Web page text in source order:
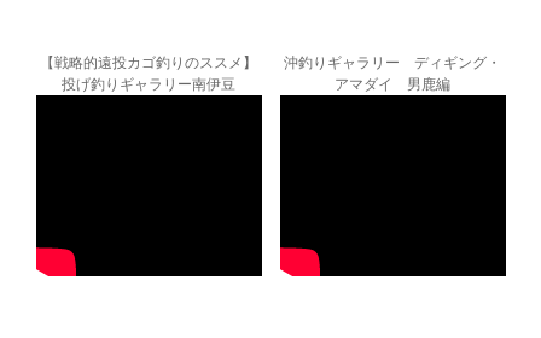
【戦略的遠投カゴ釣りのススメ】
投げ釣りギャラリー南伊豆
沖釣りギャラリー ディギング・
アマダイ 男鹿編